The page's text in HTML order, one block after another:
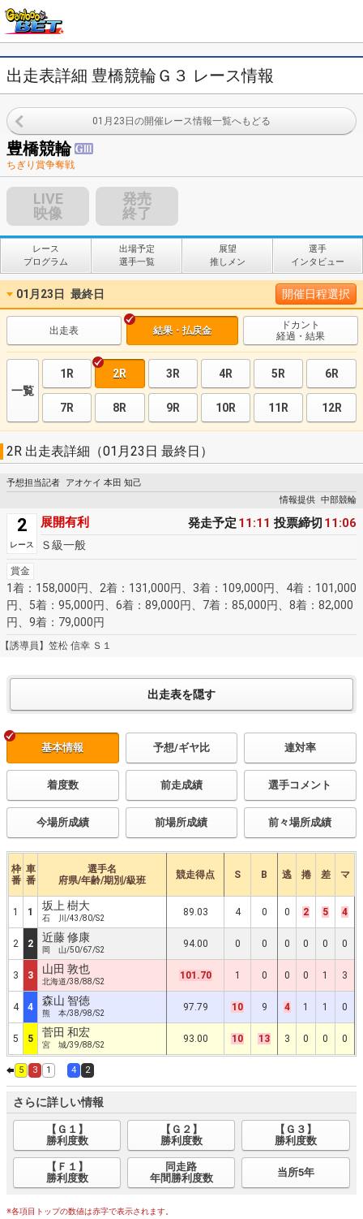
出走表詳細 豊橋競輪Ｇ３ レース情報
01月23日の開催レース情報一覧へもどる
豊橋競輪
ちぎり賞争奪戦
LIVE
映像
発売
終了
レース
プログラム
出場予定
選手一覧
展望
推しメン
選手
インタビュー
01月23日 最終日 開催日程選択
出走表 結果・払戻金
ドカント
経過・結果
一覧
1R 2R 3R 4R 5R 6R
7R 8R 9R 10R 11R 12R
2R 出走表詳細（01月23日 最終日）
予想担当記者
アオケイ 本田 知己
情報提供 中部競輪
2
レース
展開有利 発走予定 11:11 投票締切 11:06
Ｓ級一般
賞金
1着：158,000円、2着：131,000円、3着：109,000円、4着：101,000
円、5着：95,000円、6着：89,000円、7着：85,000円、8着：82,000
円、9着：79,000円
【誘導員】笠松 信幸 Ｓ１
基本情報 予想/ギヤ比 連対率
着度数 前走成績 選手コメント
今場所成績 前場所成績 前々場所成績
枠
番
車
番
選手名
府県/年齢/期別/級班
競走得点 S B 逃 捲 差 マ
1 1 坂上 樹大
石 川/43/80/S2
89.03 4 0 0 2 5 4
2 2 近藤 修康
岡 山/50/67/S2
94.00 0 0 0 0 0 0
3 3 山田 敦也
北海道/38/88/S2
101.70 1 0 0 0 1 3
4 4 森山 智徳
熊 本/38/98/S2
97.79 10 9 4 1 1 0
5 5 菅田 和宏
宮 城/39/88/S2
93.00 10 13 3 0 0 0
5 3 1 4 2
さらに詳しい情報
【Ｇ１】
勝利度数
【Ｇ２】
勝利度数
【Ｇ３】
勝利度数
【Ｆ１】
勝利度数
同走路
年間勝利度数
当所5年
※各項目トップの数値は赤字で表示されます。